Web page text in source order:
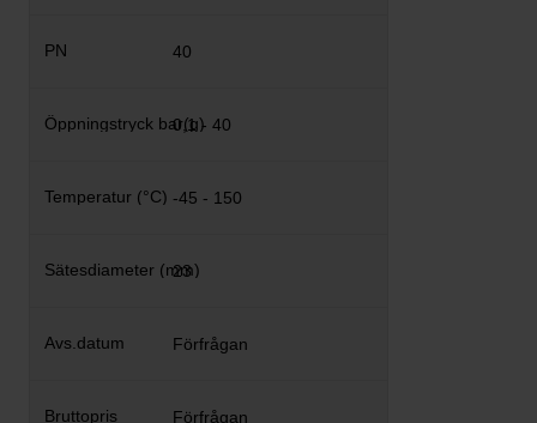
40
0,1 - 40
-45 - 150
23
Förfrågan
Förfrågan